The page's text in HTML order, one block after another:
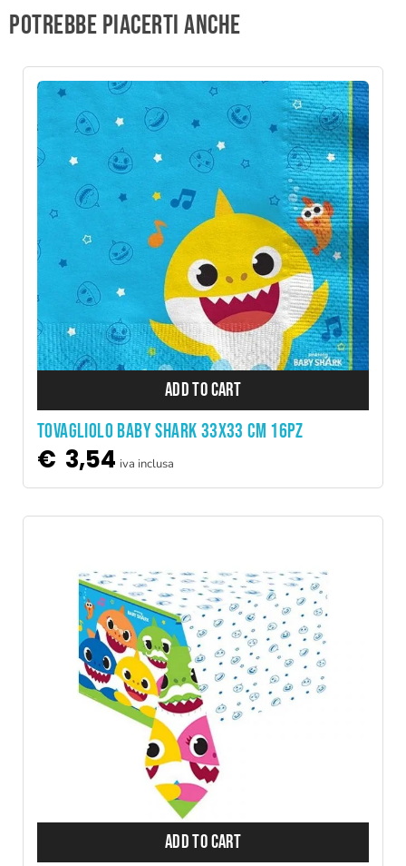
Potrebbe piacerti anche
ADD TO CART
TOVAGLIOLO BABY SHARK 33X33 CM 16PZ
€ 3,54 iva inclusa
ADD TO CART